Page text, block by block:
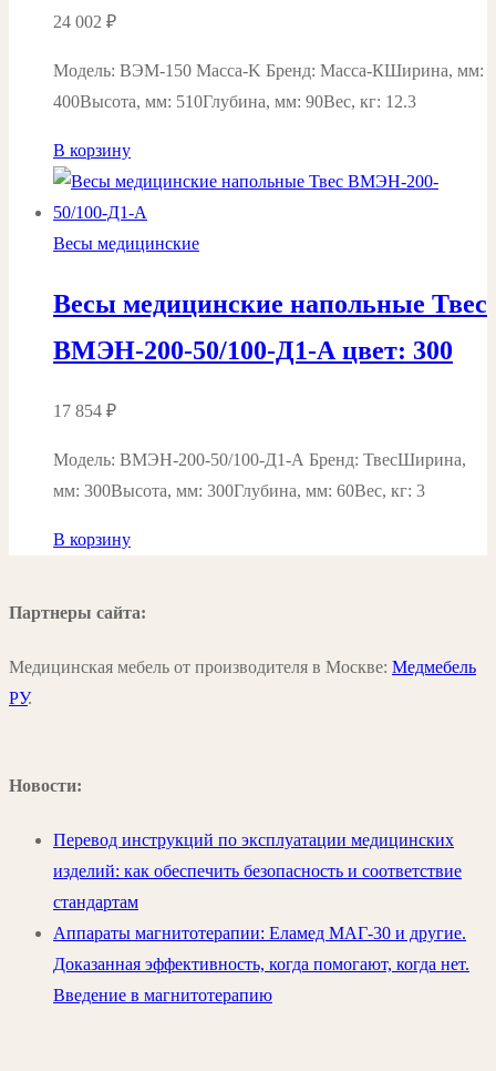
24 002 ₽
Модель: ВЭМ-150 Macca-K Бренд: Масса-КШирина, мм:
400Высота, мм: 510Глубина, мм: 90Вес, кг: 12.3
В корзину
Весы медицинские
Весы медицинские напольные Твес
ВМЭН-200-50/100-Д1-А цвет: 300
17 854 ₽
Модель: ВМЭН-200-50/100-Д1-А Бренд: ТвесШирина,
мм: 300Высота, мм: 300Глубина, мм: 60Вес, кг: 3
В корзину
Партнеры сайта:
Медицинская мебель от производителя в Москве: Медмебель
РУ.
Новости:
Перевод инструкций по эксплуатации медицинских
изделий: как обеспечить безопасность и соответствие
стандартам
Аппараты магнитотерапии: Еламед МАГ-30 и другие.
Доказанная эффективность, когда помогают, когда нет.
Введение в магнитотерапию